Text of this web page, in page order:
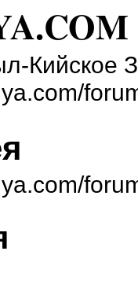
Кийское